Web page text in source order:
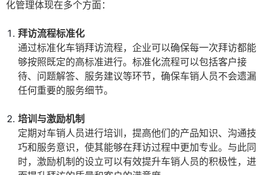
化管理体现在多个方面：
拜访流程标准化
通过标准化车销拜访流程，企业可以确保每一次拜访都能
够按照既定的高标准进行。标准化流程可以包括客户接
待、问题解答、服务建议等环节，确保车销人员不会遗漏
任何重要的服务细节。
培训与激励机制
定期对车销人员进行培训，提高他们的产品知识、沟通技
巧和服务意识，使其能够在拜访过程中更加专业。与此同
时，激励机制的设立可以有效提升车销人员的积极性，进